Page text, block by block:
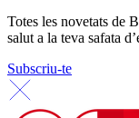
Totes les novetats de
salut a la teva safata
Subscriu-te